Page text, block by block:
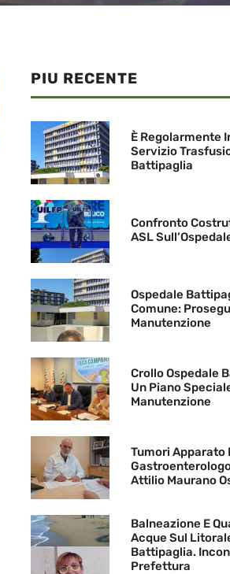
PIU RECENTE
È Regolarmente
Servizio
Battipaglia
Confronto
ASL
Ospedale
Comune:
Manutenzione
Crollo Ospedale
Un Piano
Manutenzione
Tumori Apparato
Attilio Maurano
Balneazione E
Acque Sul
Battipaglia.
Prefettura